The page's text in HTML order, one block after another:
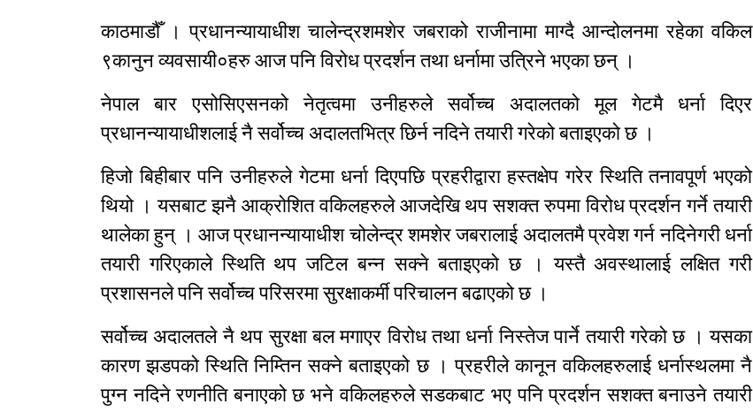
काठमाडौँ । प्रधानन्यायाधीश चालेन्द्रशमशेर जबराको राजीनामा माग्दै आन्दोलनमा रहेका वकिल
९कानुन व्यवसायी०हरु आज पनि विरोध प्रदर्शन तथा धर्नामा उत्रिने भएका छन् ।
नेपाल बार एसोसिएसनको नेतृत्वमा उनीहरुले सर्वोच्च अदालतको मूल गेटमै धर्ना दिएर
प्रधानन्यायाधीशलाई नै सर्वोच्च अदालतभित्र छिर्न नदिने तयारी गरेको बताइएको छ ।
हिजो बिहीबार पनि उनीहरुले गेटमा धर्ना दिएपछि प्रहरीद्वारा हस्तक्षेप गरेर स्थिति तनावपूर्ण भएको
थियो । यसबाट झनै आक्रोशित वकिलहरुले आजदेखि थप सशक्त रुपमा विरोध प्रदर्शन गर्ने तयारी
थालेका हुन् । आज प्रधानन्यायाधीश चोलेन्द्र शमशेर जबरालाई अदालतमै प्रवेश गर्न नदिनेगरी धर्ना
तयारी गरिएकाले स्थिति थप जटिल बन्न सक्ने बताइएको छ । यस्तै अवस्थालाई लक्षित गरी
प्रशासनले पनि सर्वोच्च परिसरमा सुरक्षाकर्मी परिचालन बढाएको छ ।
सर्वोच्च अदालतले नै थप सुरक्षा बल मगाएर विरोध तथा धर्ना निस्तेज पार्ने तयारी गरेको छ । यसका
कारण झडपको स्थिति निम्तिन सक्ने बताइएको छ । प्रहरीले कानून वकिलहरुलाई धर्नास्थलमा नै
पुग्न नदिने रणनीति बनाएको छ भने वकिलहरुले सडकबाट भए पनि प्रदर्शन सशक्त बनाउने तयारी